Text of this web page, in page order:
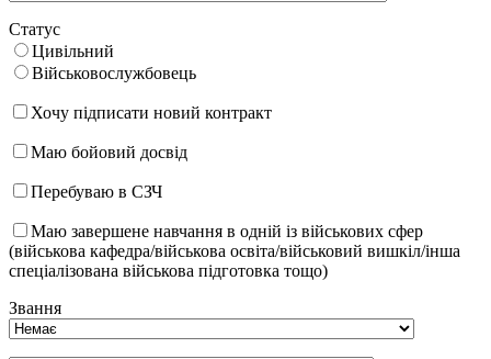
Статус
Цивільний
Військовослужбовець
Хочу підписати новий контракт
Маю бойовий досвід
Перебуваю в СЗЧ
Маю завершене навчання в одній із військових сфер
(військова кафедра/військова освіта/військовий вишкіл/інша
спеціалізована військова підготовка тощо)
Звання